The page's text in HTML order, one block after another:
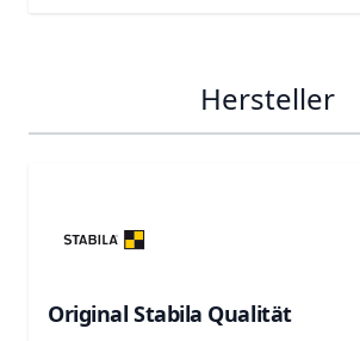
Hersteller
Original Stabila Qualität